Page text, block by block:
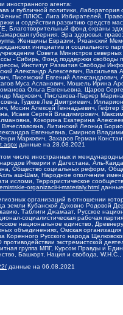
иностранного агента:
и публичной политики,
ПЛЮС, Лига Избирателей,
и содействия развитию средств
фонд охраны
губерния, Эра здоровья,
Женщины Евразии, Рязанский
инициатив и социального
Совета Министров северных
- Сибирь, Фонд поддержки
Институт Развития Свободы
Александр Алексеевич,
Писемский Евгений
Муса Асланович, Мошель Ирина
Ольга Евгеньевна, Щаров
Маркович, Пислакова-Паркер
Гудков Лев Дмитриевич,
Мосин Алексей Геннадьевич,
Исаев Сергей Владимирович,
Кокорина Екатерина
Литинский Леонид
Евгеньевна, Смирнов
Маркович, Захаров Герман
данные на 28.08.2021
числе иностранных и
Ичкерии и Дагестана, Аль-
Общество социальных реформ,
аш-Шам, Народное ополчение
исломи, Террористическое
organizacii-i-materialy.html
организаций в отношении
земли Кубанской Духовно Родовой
Таблиги Джамаат, Русское
социалистическая рабочая
национальное единство,
объединениях, Омская
Коренного Русского народа
экстремистской
группа МПГ, Курсом Правды и
Башкорт, Нация и свобода,
данные на 06.08.2021